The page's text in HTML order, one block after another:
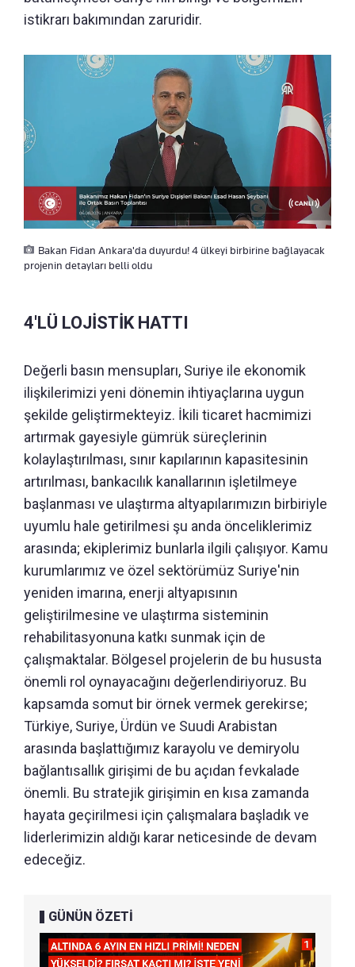
istikrarı bakımından zaruridir.
Bakan Fidan Ankara'da duyurdu! 4 ülkeyi birbirine bağlayacak
projenin detayları belli oldu
4'LÜ LOJİSTİK HATTI
Değerli basın mensupları, Suriye ile ekonomik
ilişkilerimizi yeni dönemin ihtiyaçlarına uygun
şekilde geliştirmekteyiz. İkili ticaret hacmimizi
artırmak gayesiyle gümrük süreçlerinin
kolaylaştırılması, sınır kapılarının kapasitesinin
artırılması, bankacılık kanallarının işletilmeye
başlanması ve ulaştırma altyapılarımızın birbiriyle
uyumlu hale getirilmesi şu anda önceliklerimiz
arasında; ekiplerimiz bunlarla ilgili çalışıyor. Kamu
kurumlarımız ve özel sektörümüz Suriye'nin
yeniden imarına, enerji altyapısının
geliştirilmesine ve ulaştırma sisteminin
rehabilitasyonuna katkı sunmak için de
çalışmaktalar. Bölgesel projelerin de bu hususta
önemli rol oynayacağını değerlendiriyoruz. Bu
kapsamda somut bir örnek vermek gerekirse;
Türkiye, Suriye, Ürdün ve Suudi Arabistan
arasında başlattığımız karayolu ve demiryolu
bağlantısallık girişimi de bu açıdan fevkalade
önemli. Bu stratejik girişimin en kısa zamanda
hayata geçirilmesi için çalışmalara başladık ve
liderlerimizin aldığı karar neticesinde de devam
edeceğiz.
GÜNÜN ÖZETİ